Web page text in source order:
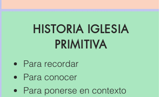
HISTORIA IGLESIA
PRIMITIVA
Para recordar
Para conocer
Para ponerse en contexto